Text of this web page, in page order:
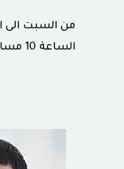
الساعة 10 مساء